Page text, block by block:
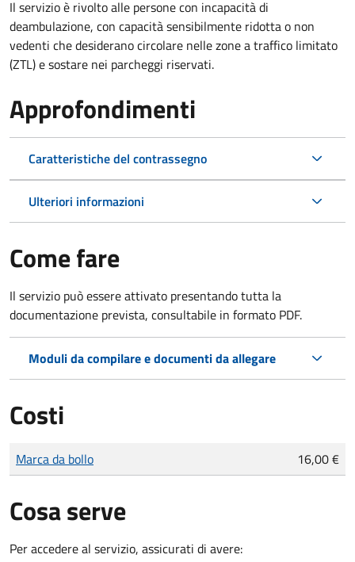
Il servizio è rivolto alle persone con incapacità di
deambulazione, con capacità sensibilmente ridotta o non
vedenti che desiderano circolare nelle zone a traffico limitato
(ZTL) e sostare nei parcheggi riservati.
Approfondimenti
Caratteristiche del contrassegno
Ulteriori informazioni
Come fare
Il servizio può essere attivato presentando tutta la
documentazione prevista, consultabile in formato PDF.
Moduli da compilare e documenti da allegare
Costi
Tipo di pagamento
Importo
Marca da bollo 16,00 €
Cosa serve
Per accedere al servizio, assicurati di avere: